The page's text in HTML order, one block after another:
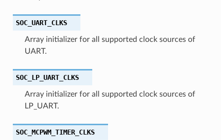
SOC_UART_CLKS
Array initializer for all supported clock sources of
UART.
SOC_LP_UART_CLKS
Array initializer for all supported clock sources of
LP_UART.
SOC_MCPWM_TIMER_CLKS